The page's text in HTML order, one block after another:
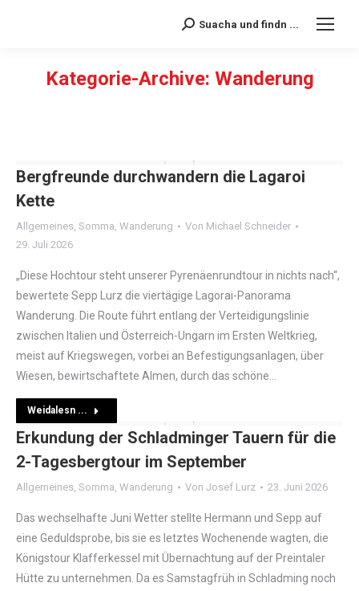
Search:Suacha und findn ...
Kategorie-Archive: Wanderung
Bergfreunde durchwandern die Lagaroi
Kette
Allgemeines, Somma, Wanderung Von Michael Schneider
29. Juli 2026
„Diese Hochtour steht unserer Pyrenäenrundtour in nichts nach“,
bewertete Sepp Lurz die viertägige Lagorai-Panorama
Wanderung. Die Route führt entlang der Verteidigungslinie
zwischen Italien und Österreich-Ungarn im Ersten Weltkrieg,
meist auf Kriegswegen, vorbei an Befestigungsanlagen, über
Wiesen, bewirtschaftete Almen, durch das schöne…
Weidalesn ...
Erkundung der Schladminger Tauern für die
2-Tagesbergtour im September
Allgemeines, Somma, Wanderung Von Josef Lurz 23. Juni 2026
Das wechselhafte Juni Wetter stellte Hermann und Sepp auf
eine Geduldsprobe, bis sie es letztes Wochenende wagten, die
Königstour Klafferkessel mit Übernachtung auf der Preintaler
Hütte zu unternehmen. Da es Samstagfrüh in Schladming noch